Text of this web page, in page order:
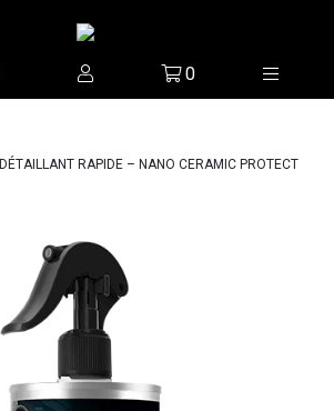
0
DÉTAILLANT RAPIDE – NANO CERAMIC PROTECT